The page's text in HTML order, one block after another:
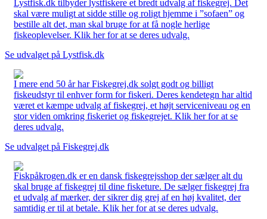
Lystfisk.dk tilbyder lystfiskere et bredt udvalg af fiskegrej. Det
skal være muligt at sidde stille og roligt hjemme i ”sofaen” og
bestille alt det, man skal bruge for at få nogle herlige
fiskeoplevelser. Klik her for at se deres udvalg.
Se udvalget på Lystfisk.dk
I mere end 50 år har Fiskegrej.dk solgt godt og billigt
fiskeudstyr til enhver form for fiskeri. Deres kendetegn har altid
været et kæmpe udvalg af fiskegrej, et højt serviceniveau og en
stor viden omkring fiskeriet og fiskegrejet. Klik her for at se
deres udvalg.
Se udvalget på Fiskegrej.dk
Fiskpåkrogen.dk er en dansk fiskegrejsshop der sælger alt du
skal bruge af fiskegrej til dine fisketure. De sælger fiskegrej fra
et udvalg af mærker, der sikrer dig grej af en høj kvalitet, der
samtidig er til at betale. Klik her for at se deres udvalg.